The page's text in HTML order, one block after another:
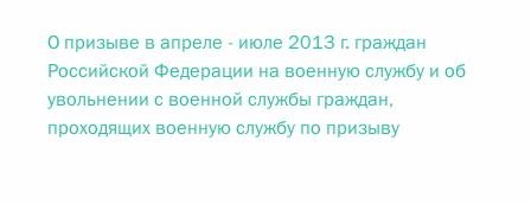
О призыве в апреле - июле 2013 г. граждан
Российской Федерации на военную службу и об
увольнении с военной службы граждан,
проходящих военную службу по призыву